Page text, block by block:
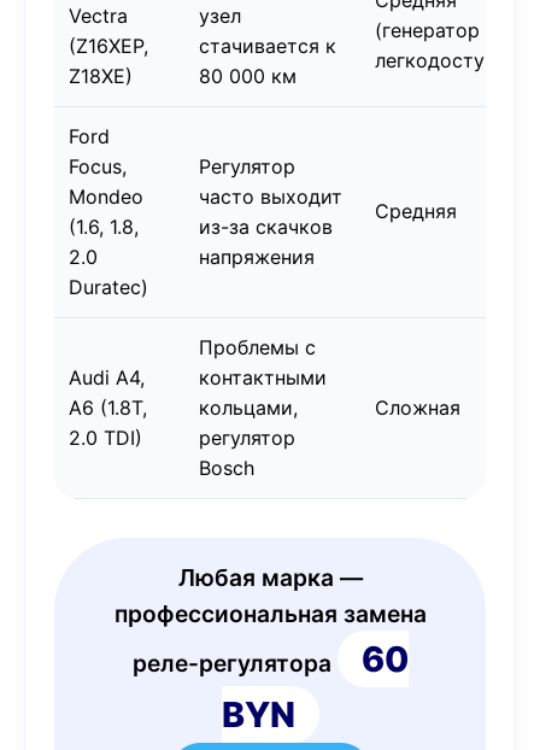
Vectra
(Z16XEP,
Z18XE)
узел
стачивается к
80 000 км
(генератор
легкодоступен)
Ford
Focus,
Mondeo
(1.6, 1.8,
2.0
Duratec)
Регулятор
часто выходит
из-за скачков
напряжения
Средняя
Audi A4,
A6 (1.8T,
2.0 TDI)
Проблемы с
контактными
кольцами,
регулятор
Bosch
Сложная
Любая марка —
профессиональная замена
реле-регулятора
60
BYN